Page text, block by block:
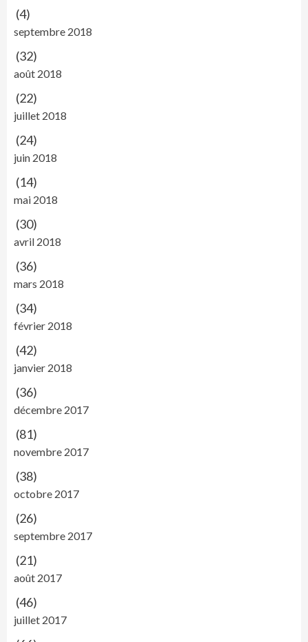
(4)
septembre 2018
(32)
août 2018
(22)
juillet 2018
(24)
juin 2018
(14)
mai 2018
(30)
avril 2018
(36)
mars 2018
(34)
février 2018
(42)
janvier 2018
(36)
décembre 2017
(81)
novembre 2017
(38)
octobre 2017
(26)
septembre 2017
(21)
août 2017
(46)
juillet 2017